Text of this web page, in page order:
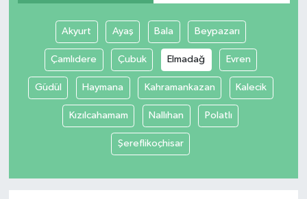
Akyurt Ayaş Bala Beypazarı
Çamlıdere Çubuk Elmadağ Evren
Güdül Haymana Kahramankazan Kalecik
Kızılcahamam Nallıhan Polatlı
Şereflikoçhisar
Tüm Makaleler
Tüm Haberler
Videolu Haberler